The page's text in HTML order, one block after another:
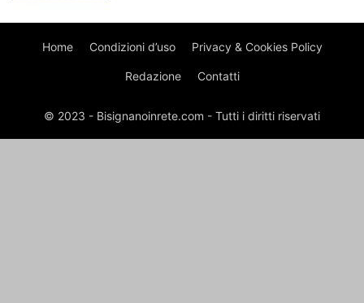
Home Condizioni d’uso Privacy & Cookies Policy
Redazione Contatti
© 2023 - Bisignanoinrete.com - Tutti i diritti riservati